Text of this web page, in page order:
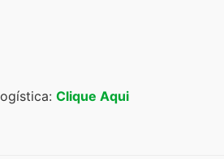
Clique Aqui